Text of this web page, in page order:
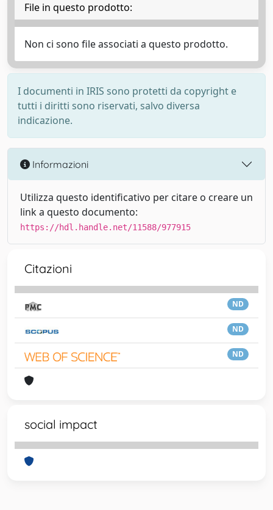
File in questo prodotto:
Non ci sono file associati a questo prodotto.
I documenti in IRIS sono protetti da copyright e
tutti i diritti sono riservati, salvo diversa
indicazione.
Informazioni
Utilizza questo identificativo per citare o creare un
link a questo documento:
https://hdl.handle.net/11588/977915
Citazioni
ND
ND
ND
social impact